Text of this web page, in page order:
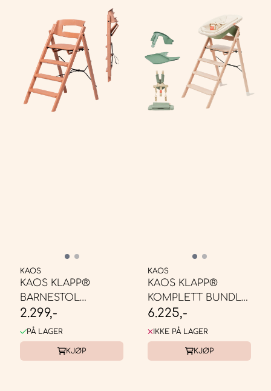
KAOS
KAOS KLAPP®
BARNESTOL
RESIRKULERT -
TERRACOTTA ...
2.299,-
PÅ LAGER
KJØP
KAOS
KAOS KLAPP®
KOMPLETT BUNDLE
- BARNESTOL BØK
NATUR
6.225,-
IKKE PÅ LAGER
KJØP